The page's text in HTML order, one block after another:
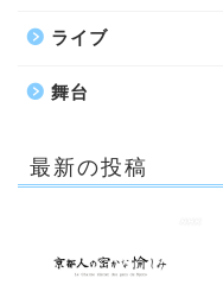
ライブ
舞台
最新の投稿